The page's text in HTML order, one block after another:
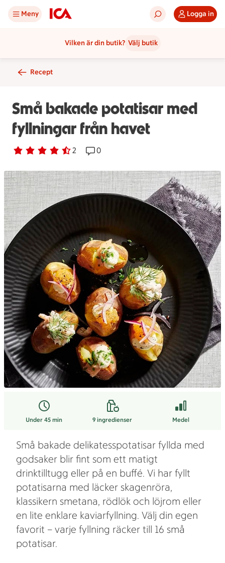
Meny Logga in
Vilken är din butik? Välj butik
Recept
Små bakade potatisar med
fyllningar från havet
Betyg 4.5 av 5. 2
2 personer har röstatReceptet har 0 kommentarer
0
Under 45 min 9ingredienser Medel
Små bakade delikatesspotatisar fyllda med
godsaker blir fint som ett matigt
drinktilltugg eller på en buffé. Vi har fyllt
potatisarna med läcker skagenröra,
klassikern smetana, rödlök och löjrom eller
en lite enklare kaviarfyllning. Välj din egen
favorit – varje fyllning räcker till 16 små
potatisar.